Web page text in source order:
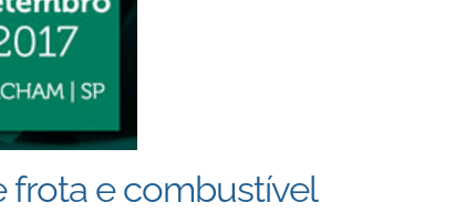
frota e combustível